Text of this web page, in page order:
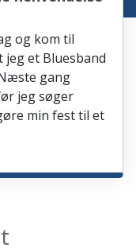
og kom til
jeg et Bluesband
gang
jeg søger
min fest til et